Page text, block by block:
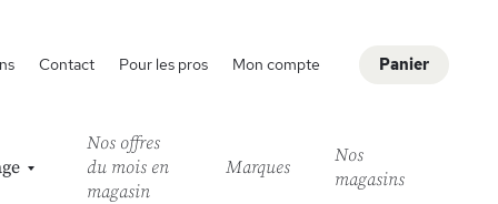
Panier
Contact Pour les pros Mon compte
Nos offres
du mois en
magasin
Marques
Nos
magasins